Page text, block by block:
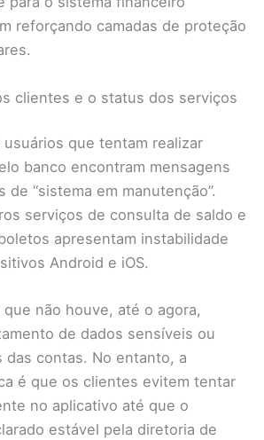
reforçando camadas de proteção
clientes e o status dos serviços
que tentam realizar
banco encontram mensagens
de “sistema em manutenção”.
serviços de consulta de saldo e
apresentam instabilidade
Android e iOS.
não houve, até o agora,
de dados sensíveis ou
das contas. No entanto, a
é que os clientes evitem tentar
no aplicativo até que o
estável pela diretoria de